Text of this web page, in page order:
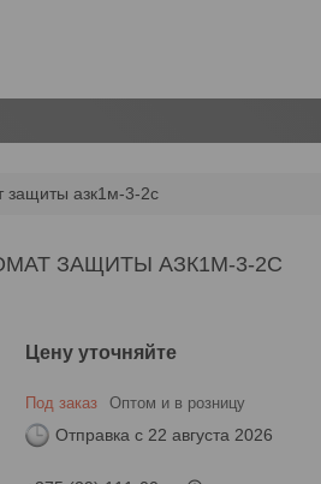
защиты азк1м-3-2с
ЗАЩИТЫ АЗК1М-3-2С
Цену уточняйте
Под заказ Оптом и в розницу
Отправка с 22 августа 2026